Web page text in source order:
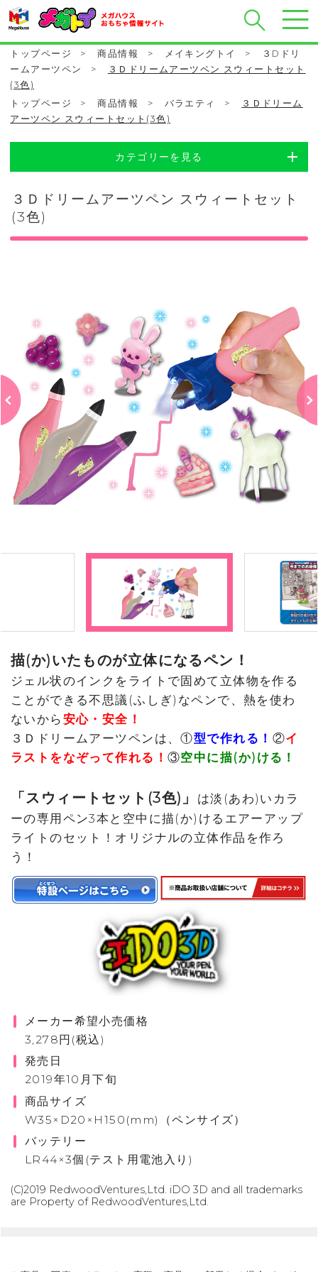
トップページ > 商品情報 > メイキングトイ >
３Dドリ
ームアーツペン
>
３Ｄドリームアーツペン スウィートセット
(3色)
トップページ
> 商品情報 > バラエティ >
３Ｄドリーム
アーツペン スウィートセット(3色)
カテゴリーを見る
３Ｄドリームアーツペン スウィートセット
(3色)
描(か)いたものが立体になるペン！
ジェル状のインクをライトで固めて立体物を作る
ことができる不思議(ふしぎ)なペンで、熱を使わ
ないから 安心・安全！
３Ｄドリームアーツペンは、①型で作れる！ ②イ
ラストをなぞって作れる！③空中に描(か)ける！
「スウィートセット(3色)」
は淡(あわ)いカラ
ーの専用ペン3本と空中に描(か)けるエアーアップ
ライトのセット！オリジナルの立体作品を作ろ
う！
メーカー希望小売価格
3,278円(税込)
発売日
2019年10月下旬
商品サイズ
W35×D20×H150(mm)（ペンサイズ）
バッテリー
LR44×3個(テスト用電池入り)
(C)2019 RedwoodVentures,Ltd. iDO 3D and all trademarks
are Property of RedwoodVentures,Ltd.